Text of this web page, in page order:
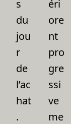
s
du
jou
r
de
l’ac
hat
.
éri
ore
nt
pro
gre
ssi
ve
me